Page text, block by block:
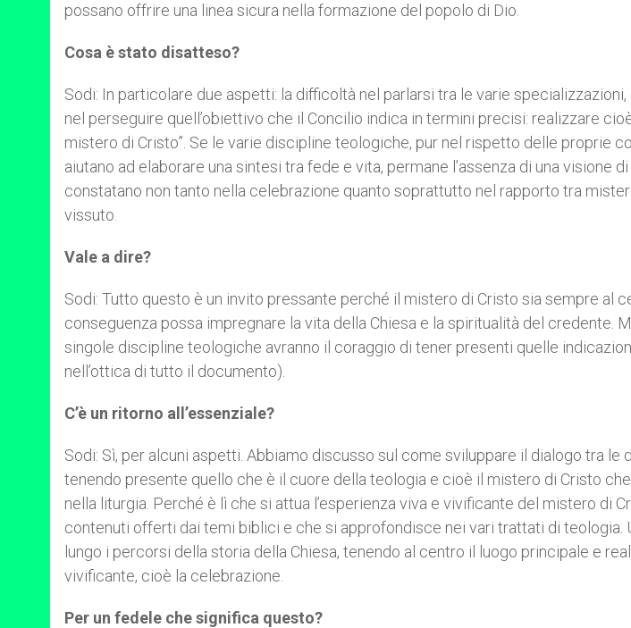
possano offrire una linea sicura nella formazione del popolo di Dio.
Cosa è stato disatteso?
Sodi: In particolare due aspetti: la difficoltà nel parlarsi tra le varie
nel perseguire quell’obiettivo che il Concilio indica in termini precisi: realizzare
mistero di Cristo”. Se le varie discipline teologiche, pur nel rispetto delle proprie
aiutano ad elaborare una sintesi tra fede e vita, permane l’assenza di una visione
constatano non tanto nella celebrazione quanto soprattutto nel rapporto tra
vissuto.
Vale a dire?
Sodi: Tutto questo è un invito pressante perché il mistero di Cristo sia sempre al
conseguenza possa impregnare la vita della Chiesa e la spiritualità del credente.
singole discipline teologiche avranno il coraggio di tener presenti quelle
nell’ottica di tutto il documento).
C’è un ritorno all’essenziale?
Sodi: Sì, per alcuni aspetti. Abbiamo discusso sul come sviluppare il dialogo tra le
tenendo presente quello che è il cuore della teologia e cioè il mistero di Cristo
nella liturgia. Perché è lì che si attua l’esperienza viva e vivificante del mistero di
contenuti offerti dai temi biblici e che si approfondisce nei vari trattati di teologia.
lungo i percorsi della storia della Chiesa, tenendo al centro il luogo principale e
vivificante, cioè la celebrazione.
Per un fedele che significa questo?